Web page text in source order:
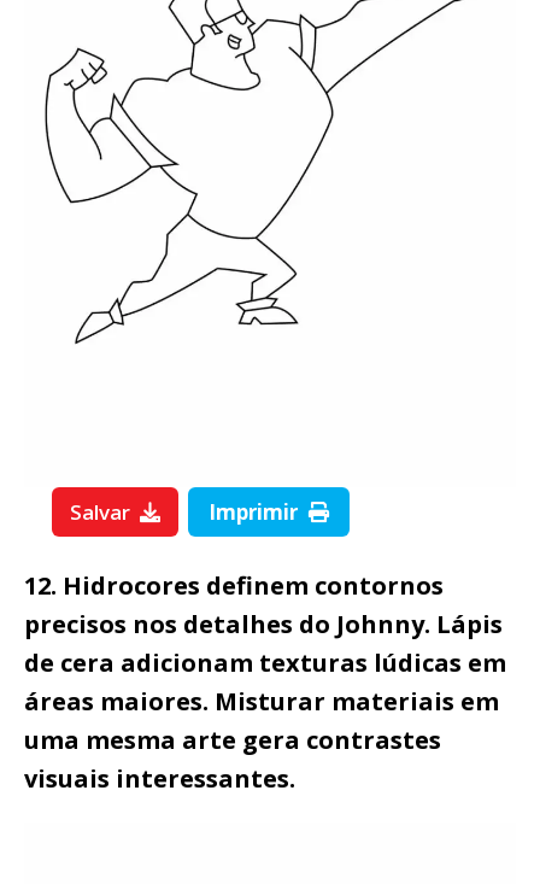
Salvar Imprimir
12. Hidrocores definem contornos
precisos nos detalhes do Johnny. Lápis
de cera adicionam texturas lúdicas em
áreas maiores. Misturar materiais em
uma mesma arte gera contrastes
visuais interessantes.